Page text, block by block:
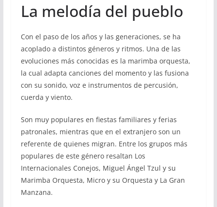
La melodía del pueblo
Con el paso de los años y las generaciones, se ha
acoplado a distintos géneros y ritmos. Una de las
evoluciones más conocidas es la marimba orquesta,
la cual adapta canciones del momento y las fusiona
con su sonido, voz e instrumentos de percusión,
cuerda y viento.
Son muy populares en fiestas familiares y ferias
patronales, mientras que en el extranjero son un
referente de quienes migran. Entre los grupos más
populares de este género resaltan Los
Internacionales Conejos, Miguel Ángel Tzul y su
Marimba Orquesta, Micro y su Orquesta y La Gran
Manzana.